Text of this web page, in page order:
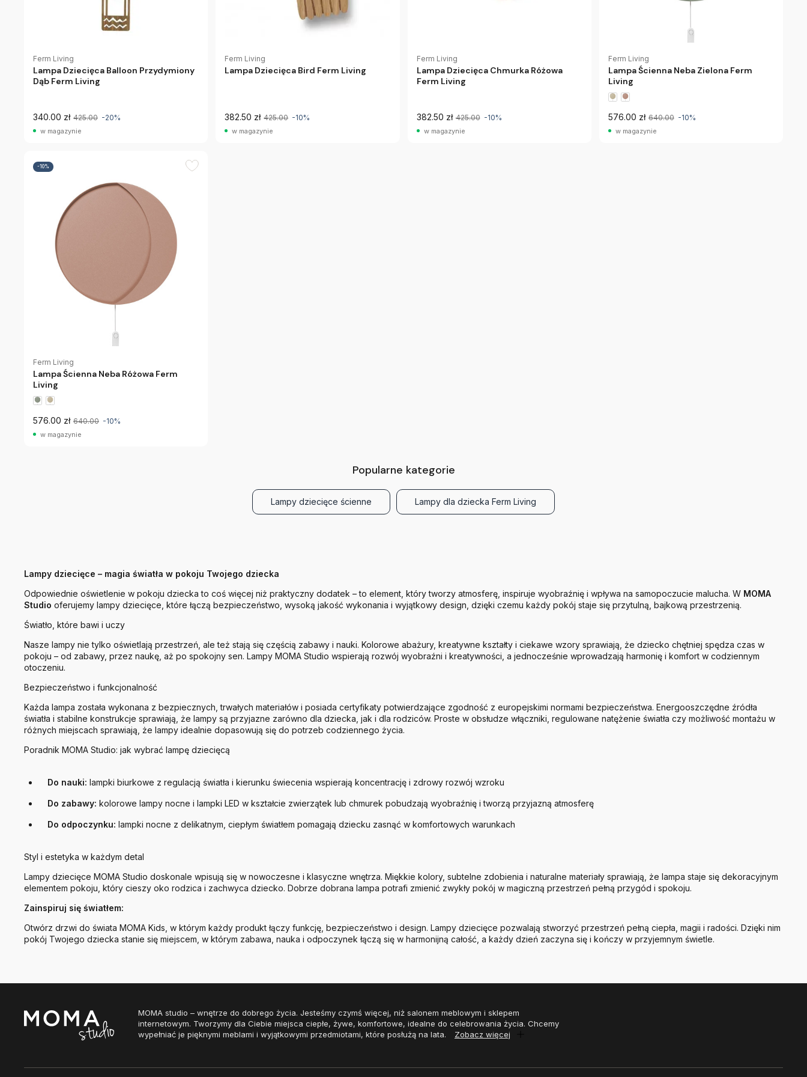
Ferm Living
Lampa Dziecięca Balloon Przydymiony
Dąb Ferm Living
340.00 zł 425.00 -20%
w magazynie
Ferm Living
Lampa Dziecięca Bird Ferm Living
382.50 zł 425.00 -10%
w magazynie
Ferm Living
Lampa Dziecięca Chmurka Różowa
Ferm Living
382.50 zł 425.00 -10%
w magazynie
Ferm Living
Lampa Ścienna Neba Zielona Ferm
Living
576.00 zł 640.00 -10%
w magazynie
-10%
Ferm Living
Lampa Ścienna Neba Różowa Ferm
Living
576.00 zł 640.00 -10%
w magazynie
Popularne kategorie
Lampy dziecięce ścienne Lampy dla dziecka Ferm Living
Lampy dziecięce – magia światła w pokoju Twojego dziecka
Odpowiednie oświetlenie w pokoju dziecka to coś więcej niż praktyczny dodatek – to element, który tworzy atmosferę, inspiruje wyobraźnię i wpływa na samopoczucie malucha. W MOMA
Studio oferujemy lampy dziecięce, które łączą bezpieczeństwo, wysoką jakość wykonania i wyjątkowy design, dzięki czemu każdy pokój staje się przytulną, bajkową przestrzenią.
Światło, które bawi i uczy
Nasze lampy nie tylko oświetlają przestrzeń, ale też stają się częścią zabawy i nauki. Kolorowe abażury, kreatywne kształty i ciekawe wzory sprawiają, że dziecko chętniej spędza czas w
pokoju – od zabawy, przez naukę, aż po spokojny sen. Lampy MOMA Studio wspierają rozwój wyobraźni i kreatywności, a jednocześnie wprowadzają harmonię i komfort w codziennym
otoczeniu.
Bezpieczeństwo i funkcjonalność
Każda lampa została wykonana z bezpiecznych, trwałych materiałów i posiada certyfikaty potwierdzające zgodność z europejskimi normami bezpieczeństwa. Energooszczędne źródła
światła i stabilne konstrukcje sprawiają, że lampy są przyjazne zarówno dla dziecka, jak i dla rodziców. Proste w obsłudze włączniki, regulowane natężenie światła czy możliwość montażu w
różnych miejscach sprawiają, że lampy idealnie dopasowują się do potrzeb codziennego życia.
Poradnik MOMA Studio: jak wybrać lampę dziecięcą
Do nauki: lampki biurkowe z regulacją światła i kierunku świecenia wspierają koncentrację i zdrowy rozwój wzroku
Do zabawy: kolorowe lampy nocne i lampki LED w kształcie zwierzątek lub chmurek pobudzają wyobraźnię i tworzą przyjazną atmosferę
Do odpoczynku: lampki nocne z delikatnym, ciepłym światłem pomagają dziecku zasnąć w komfortowych warunkach
Styl i estetyka w każdym detal
Lampy dziecięce MOMA Studio doskonale wpisują się w nowoczesne i klasyczne wnętrza. Miękkie kolory, subtelne zdobienia i naturalne materiały sprawiają, że lampa staje się dekoracyjnym
elementem pokoju, który cieszy oko rodzica i zachwyca dziecko. Dobrze dobrana lampa potrafi zmienić zwykły pokój w magiczną przestrzeń pełną przygód i spokoju.
Zainspiruj się światłem:
Otwórz drzwi do świata MOMA Kids, w którym każdy produkt łączy funkcję, bezpieczeństwo i design. Lampy dziecięce pozwalają stworzyć przestrzeń pełną ciepła, magii i radości. Dzięki nim
pokój Twojego dziecka stanie się miejscem, w którym zabawa, nauka i odpoczynek łączą się w harmonijną całość, a każdy dzień zaczyna się i kończy w przyjemnym świetle.
MOMA studio – wnętrze do dobrego życia. Jesteśmy czymś więcej, niż salonem meblowym i sklepem
internetowym. Tworzymy dla Ciebie miejsca ciepłe, żywe, komfortowe, idealne do celebrowania życia. Chcemy
wypełniać je pięknymi meblami i wyjątkowymi przedmiotami, które posłużą na lata.
Zobacz więcej